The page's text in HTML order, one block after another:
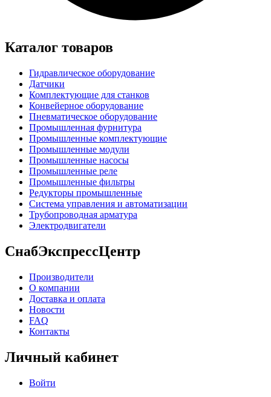
Каталог товаров
Гидравлическое оборудование
Датчики
Комплектующие для станков
Конвейерное оборудование
Пневматическое оборудование
Промышленная фурнитура
Промышленные комплектующие
Промышленные модули
Промышленные насосы
Промышленные реле
Промышленные фильтры
Редукторы промышленные
Система управления и автоматизации
Трубопроводная арматура
Электродвигатели
СнабЭкспрессЦентр
Производители
О компании
Доставка и оплата
Новости
FAQ
Контакты
Личный кабинет
Войти